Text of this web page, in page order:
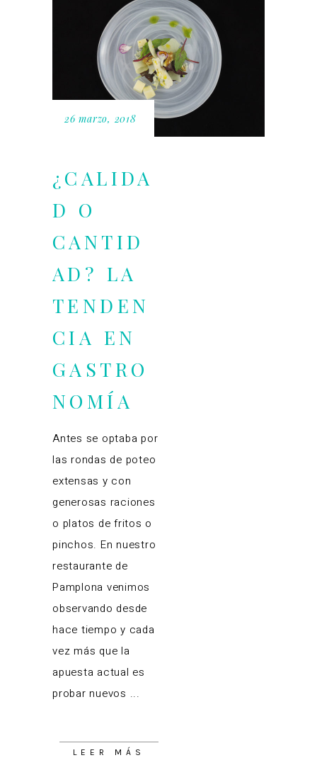
26 marzo, 2018
¿CALIDA
D O
CANTID
AD? LA
TENDEN
CIA EN
GASTRO
NOMÍA
Antes se optaba por
las rondas de poteo
extensas y con
generosas raciones
o platos de fritos o
pinchos. En nuestro
restaurante de
Pamplona venimos
observando desde
hace tiempo y cada
vez más que la
apuesta actual es
probar nuevos
LEER MÁS